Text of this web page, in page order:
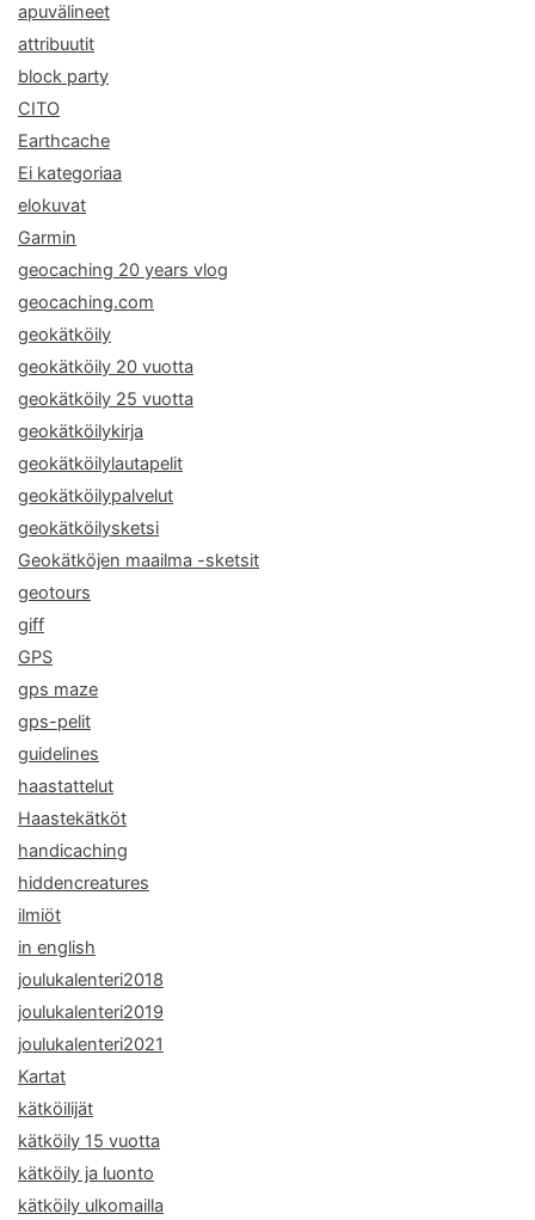
apuvälineet
attribuutit
block party
CITO
Earthcache
Ei kategoriaa
elokuvat
Garmin
geocaching 20 years vlog
geocaching.com
geokätköily
geokätköily 20 vuotta
geokätköily 25 vuotta
geokätköilykirja
geokätköilylautapelit
geokätköilypalvelut
geokätköilysketsi
Geokätköjen maailma -sketsit
geotours
giff
GPS
gps maze
gps-pelit
guidelines
haastattelut
Haastekätköt
handicaching
hiddencreatures
ilmiöt
in english
joulukalenteri2018
joulukalenteri2019
joulukalenteri2021
Kartat
kätköilijät
kätköily 15 vuotta
kätköily ja luonto
kätköily ulkomailla